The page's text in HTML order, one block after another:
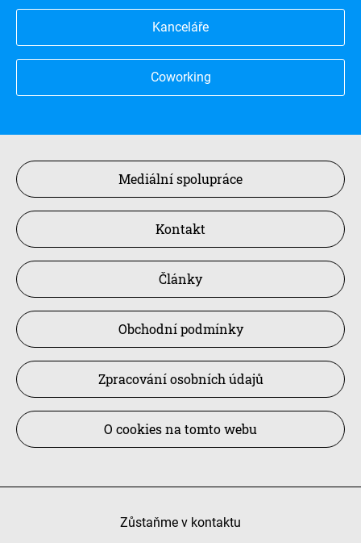
Kanceláře
Coworking
Mediální spolupráce
Kontakt
Články
Obchodní podmínky
Zpracování osobních údajů
O cookies na tomto webu
Zůstaňme v kontaktu